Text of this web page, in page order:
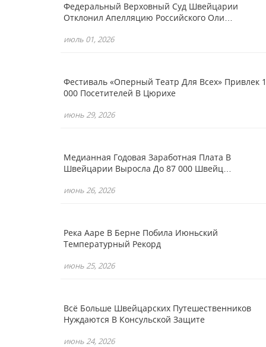
Федеральный Верховный Суд Швейцарии
Отклонил Апелляцию Российского Оли…
июль 01, 2026
Фестиваль «Оперный Театр Для Всех» Привлек
000 Посетителей В Цюрихе
июнь 29, 2026
Медианная Годовая Заработная Плата В
Швейцарии Выросла До 87 000 Швейц…
июнь 26, 2026
Река Ааре В Берне Побила Июньский
Температурный Рекорд
июнь 25, 2026
Всё Больше Швейцарских Путешественников
Нуждаются В Консульской Защите
июнь 24, 2026